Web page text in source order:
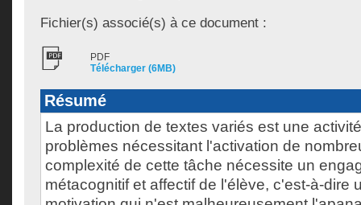
Fichier(s) associé(s) à ce document :
PDF
Télécharger (6MB)
Résumé
La production de textes variés est une
problèmes nécessitant l'activation de
complexité de cette tâche nécessite un
métacognitif et affectif de l'élève, c'est-à-dire